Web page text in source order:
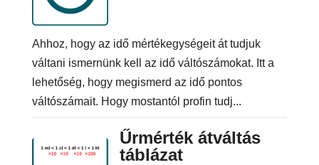
Ahhoz, hogy az idő mértékegységeit át tudjuk
váltani ismernünk kell az idő váltószámokat. Itt a
lehetőség, hogy megismerd az idő pontos
váltószámait. Hogy mostantól profin tudj...
Űrmérték átváltás
táblázat